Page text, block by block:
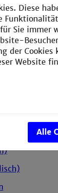
Engineering
Diese
Sie immer
der
Website
Alle